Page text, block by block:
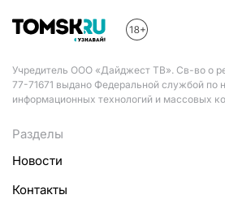
Учредитель ООО «Дайджест ТВ». Св-во о
77-71671 выдано Федеральной службой по
информационных технологий и массовых
Разделы
Новости
Контакты